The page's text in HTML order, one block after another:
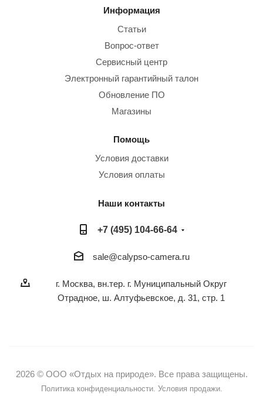
Информация
Статьи
Вопрос-ответ
Сервисный центр
Электронный гарантийный талон
Обновление ПО
Магазины
Помощь
Условия доставки
Условия оплаты
Наши контакты
+7 (495) 104-66-64
sale@calypso-camera.ru
г. Москва, вн.тер. г. Муниципальный Округ
Отрадное, ш. Алтуфьевское, д. 31, стр. 1
2026 © ООО «Отдых на природе». Все права защищены.
Политика конфиденциальности. Условия продажи.